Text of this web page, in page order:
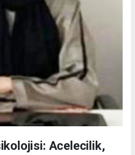
Acelecilik,